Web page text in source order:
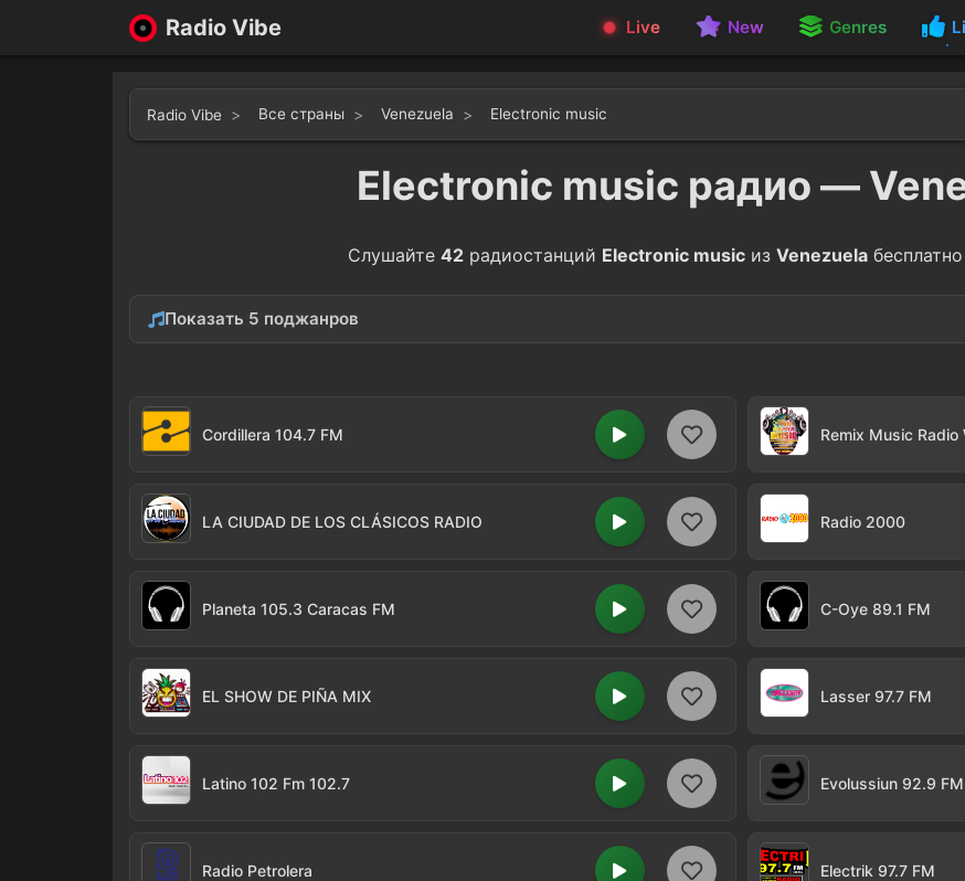
Radio Vibe Live New Genres
Radio Vibe Все страны Venezuela Electronic music
Electronic music радио —
Слушайте 42радиостанций Electronic musicиз Venezuela
Показать 5 поджанров
Techno Cordillera 104.7 FM Remix Music Radio
LA CIUDAD DE LOS CLÁSICOS RADIO Radio 2000
Planeta 105.3 Caracas FM C-Oye 89.1 FM
EL SHOW DE PIÑA MIX Lasser 97.7 FM
Latino 102 Fm 102.7 Evolussiun 92.9 FM
Radio Petrolera Electrik 97.7 FM